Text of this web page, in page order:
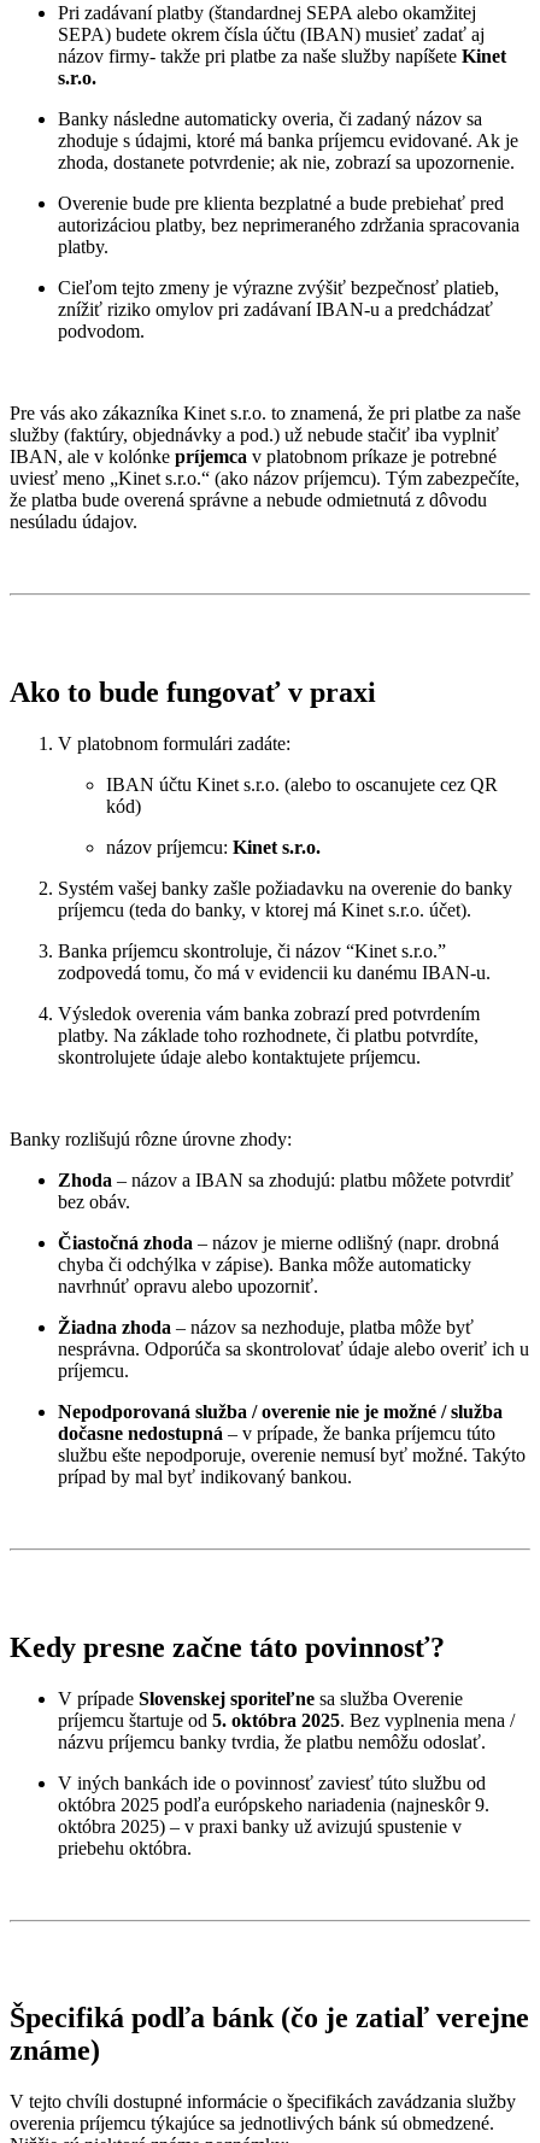
Pri zadávaní platby (štandardnej SEPA alebo okamžitej
SEPA) budete okrem čísla účtu (IBAN) musieť zadať aj
názov firmy- takže pri platbe za naše služby napíšete Kinet
s.r.o.
Banky následne automaticky overia, či zadaný názov sa
zhoduje s údajmi, ktoré má banka príjemcu evidované. Ak je
zhoda, dostanete potvrdenie; ak nie, zobrazí sa upozornenie.
Overenie bude pre klienta bezplatné a bude prebiehať pred
autorizáciou platby, bez neprimeraného zdržania spracovania
platby.
Cieľom tejto zmeny je výrazne zvýšiť bezpečnosť platieb,
znížiť riziko omylov pri zadávaní IBAN-u a predchádzať
podvodom.
Pre vás ako zákazníka Kinet s.r.o. to znamená, že pri platbe za naše
služby (faktúry, objednávky a pod.) už nebude stačiť iba vyplniť
IBAN, ale v kolónke príjemca v platobnom príkaze je potrebné
uviesť meno „Kinet s.r.o.“ (ako názov príjemcu). Tým zabezpečíte,
že platba bude overená správne a nebude odmietnutá z dôvodu
nesúladu údajov.
Ako to bude fungovať v praxi
V platobnom formulári zadáte:
IBAN účtu Kinet s.r.o. (alebo to oscanujete cez QR
kód)
názov príjemcu: Kinet s.r.o.
Systém vašej banky zašle požiadavku na overenie do banky
príjemcu (teda do banky, v ktorej má Kinet s.r.o. účet).
Banka príjemcu skontroluje, či názov “Kinet s.r.o.”
zodpovedá tomu, čo má v evidencii ku danému IBAN-u.
Výsledok overenia vám banka zobrazí pred potvrdením
platby. Na základe toho rozhodnete, či platbu potvrdíte,
skontrolujete údaje alebo kontaktujete príjemcu.
Banky rozlišujú rôzne úrovne zhody:
Zhoda – názov a IBAN sa zhodujú: platbu môžete potvrdiť
bez obáv.
Čiastočná zhoda – názov je mierne odlišný (napr. drobná
chyba či odchýlka v zápise). Banka môže automaticky
navrhnúť opravu alebo upozorniť.
Žiadna zhoda – názov sa nezhoduje, platba môže byť
nesprávna. Odporúča sa skontrolovať údaje alebo overiť ich u
príjemcu.
Nepodporovaná služba / overenie nie je možné / služba
dočasne nedostupná – v prípade, že banka príjemcu túto
službu ešte nepodporuje, overenie nemusí byť možné. Takýto
prípad by mal byť indikovaný bankou.
Kedy presne začne táto povinnosť?
V prípade Slovenskej sporiteľne sa služba Overenie
príjemcu štartuje od 5. októbra 2025. Bez vyplnenia mena /
názvu príjemcu banky tvrdia, že platbu nemôžu odoslať.
V iných bankách ide o povinnosť zaviesť túto službu od
októbra 2025 podľa európskeho nariadenia (najneskôr 9.
októbra 2025) – v praxi banky už avizujú spustenie v
priebehu októbra.
Špecifiká podľa bánk (čo je zatiaľ verejne
známe)
V tejto chvíli dostupné informácie o špecifikách zavádzania služby
overenia príjemcu týkajúce sa jednotlivých bánk sú obmedzené.